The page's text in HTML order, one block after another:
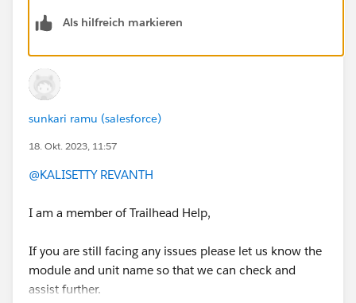
Als hilfreich markieren
sunkari ramu (salesforce)
18. Okt. 2023, 11:57
@KALISETTY REVANTH
I am a member of Trailhead Help,
If you are still facing any issues please let us know the
module and unit name so that we can check and
assist further.